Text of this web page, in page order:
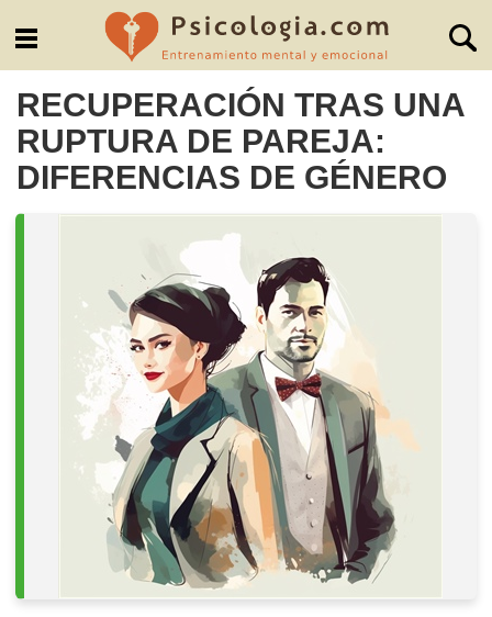
RECUPERACIÓN TRAS UNA
RUPTURA DE PAREJA:
DIFERENCIAS DE GÉNERO